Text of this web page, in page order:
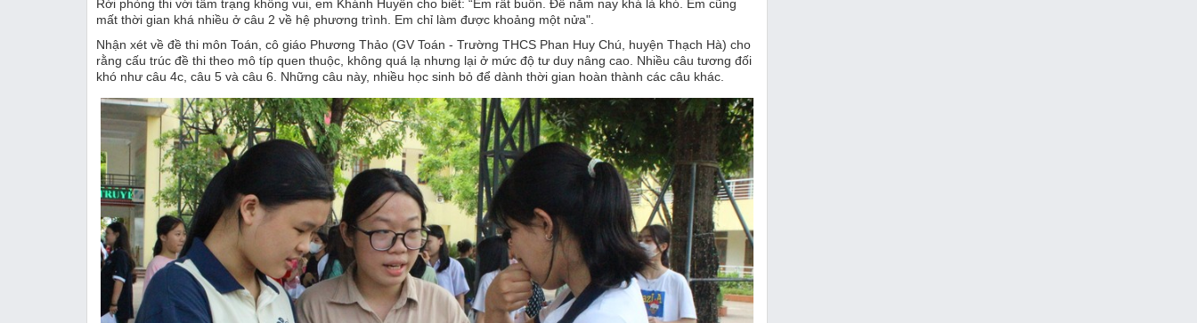
Rời phòng thi với tâm trạng không vui, em Khánh Huyền cho biết: “Em rất buồn. Đề năm nay khá là khó. Em cũng
mất thời gian khá nhiều ở câu 2 về hệ phương trình. Em chỉ làm được khoảng một nửa".
Nhận xét về đề thi môn Toán, cô giáo Phương Thảo (GV Toán - Trường THCS Phan Huy Chú, huyện Thạch Hà) cho
rằng cấu trúc đề thi theo mô típ quen thuộc, không quá lạ nhưng lại ở mức độ tư duy nâng cao. Nhiều câu tương đối
khó như câu 4c, câu 5 và câu 6. Những câu này, nhiều học sinh bỏ để dành thời gian hoàn thành các câu khác.